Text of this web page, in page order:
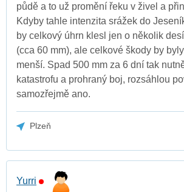
půdě a to už promění řeku v živel a
Kdyby tahle intenzita srážek do
by celkový úhrn klesl jen o několik
(cca 60 mm), ale celkové škody by
menší. Spad 500 mm za 6 dní tak
katastrofu a prohraný boj, rozsáhlou
samozřejmě ano.
Plzeň
Yurri